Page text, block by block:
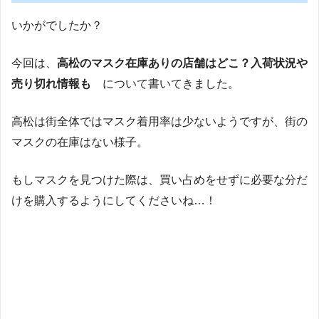
いかがでしたか？
今回は、 高松のマスク在庫ありの店舗はどこ？入荷状況や
売り切れ情報も
について書いてきました。
高松は街全体ではマスク着用率は少ないようですが、街の
マスクの在庫はない様子。
もしマスクを見つけた際は、買い占めをせずに必要な分だ
けを購入するようにしてくださいね…！